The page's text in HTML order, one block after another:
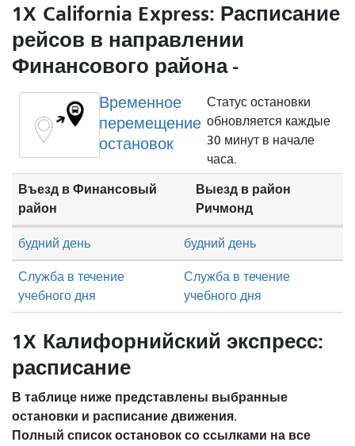
1X California Express: Расписание
рейсов в направлении
Финансового района -
Временное
перемещение
остановок
Статус остановки
обновляется каждые
30 минут в начале
часа.
Въезд в Финансовый
район
Выезд в район
Ричмонд
будний день будний день
Служба в течение
учебного дня
Служба в течение
учебного дня
1X Калифорнийский экспресс:
расписание
В таблице ниже представлены выбранные
остановки и расписание движения.
Полный список остановок со ссылками на все